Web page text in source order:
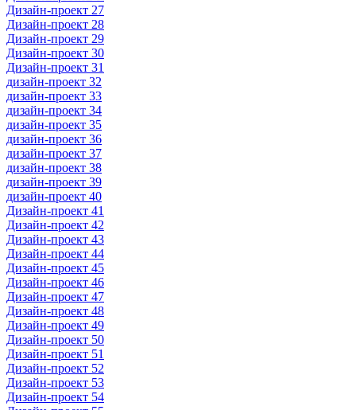
Дизайн-проект 27
Дизайн-проект 28
Дизайн-проект 29
Дизайн-проект 30
Дизайн-проект 31
дизайн-проект 32
дизайн-проект 33
дизайн-проект 34
дизайн-проект 35
дизайн-проект 36
дизайн-проект 37
дизайн-проект 38
дизайн-проект 39
дизайн-проект 40
Дизайн-проект 41
Дизайн-проект 42
Дизайн-проект 43
Дизайн-проект 44
Дизайн-проект 45
Дизайн-проект 46
Дизайн-проект 47
Дизайн-проект 48
Дизайн-проект 49
Дизайн-проект 50
Дизайн-проект 51
Дизайн-проект 52
Дизайн-проект 53
Дизайн-проект 54